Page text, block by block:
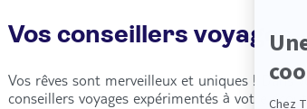
Vos conseillers voyages
Vos rêves sont merveilleux et uniques ! Dans
conseillers voyages expérimentés à votre